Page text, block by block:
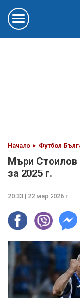
Начало Футбол
Мъри Стоилов
за 2025 г.
20:33 | 22 мар 2026 г.